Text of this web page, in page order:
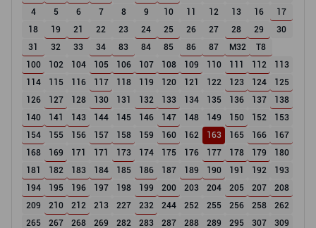
4
5 6 7 8 9 10 11 12 13 16
17
18
19 21 22 23 24 25 26 27 28 29
30
31
32 33 34 83 84 85 86 87 M32
T8
100
102 104 105 106 107 108 109 110 111 112
113
114
115 116 117 118 119 120 121 122 123 124
125
126
127 128 130 131 132 133 134 135 136 137
138
140
141 143 144 145 146 147 148 149 150 152
153
154
155 156 157 158 159 160 162 163 165 166
167
168
169 171 171 173 174 175 176 177 178 179
180
181
182 183 184 185 186 187 189 190 191 192
193
194
195 196 197 198 199 200 203 204 205 207
208
209
210 212 213 227 232 244 252 255 256 258
262
265
267 268 269 282 283 287 288 289 295 307
309